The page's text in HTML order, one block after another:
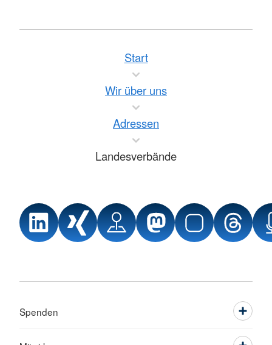
Start
Wir über uns
Adressen
Landesverbände
Spenden